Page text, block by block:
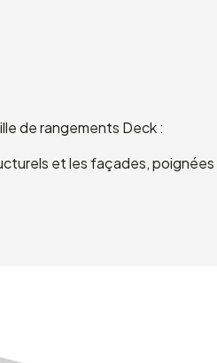
de rangements Deck :
et les façades,